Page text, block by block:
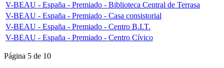
V-BEAU - España - Premiado - Biblioteca Central de Terrasa
V-BEAU - España - Premiado - Casa consistorial
V-BEAU - España - Premiado - Centro B.I.T.
V-BEAU - España - Premiado - Centro Cívico
Página 5 de 10